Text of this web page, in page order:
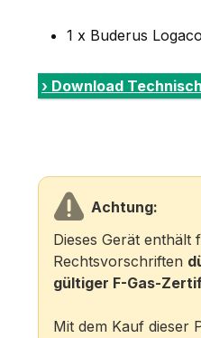
1 x Buderus
› Download
Achtung:
Dieses Gerät enthält
Rechtsvorschriften
gültiger F-Gas-
Mit dem Kauf dieser